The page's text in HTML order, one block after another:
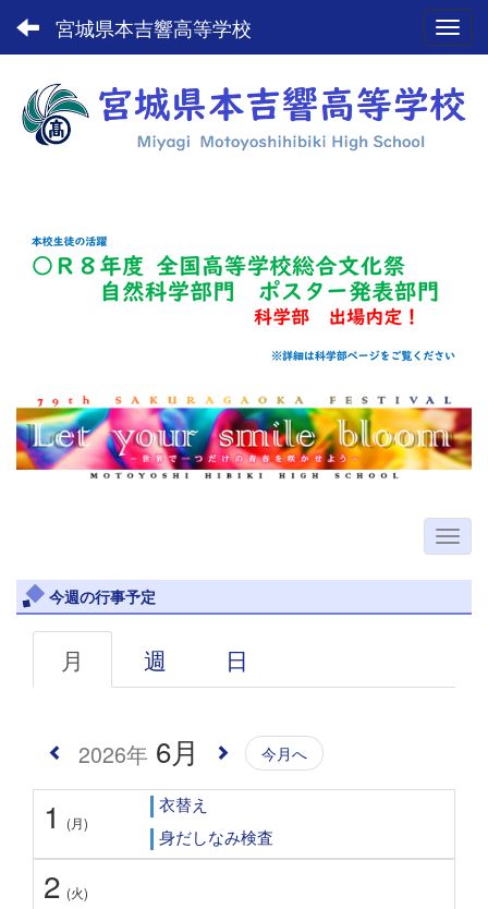
宮城県本吉響高等学校
今週の行事予定
月 週 日
2026年 6月 今月へ
1 (月)
衣替え
身だしなみ検査
2 (火)